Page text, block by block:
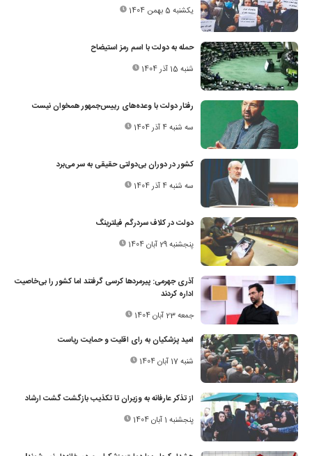
یکشنبه 5 بهمن 1404
حمله به دولت با اسم رمز استیضاح
شنبه 15 آذر 1404
رفتار دولت با وعده‌های رییس‌جمهور همخوان نیست
سه شنبه 4 آذر 1404
کشور در دوران بی‌دولتی حقیقی به سر می‌برد
سه شنبه 4 آذر 1404
دولت در کلاف سردرگم فیلترینگ
پنجشنبه 29 آبان 1404
آذری جهرمی: پیرمردها کرسی گرفتند اما کشور را بی‌خاصیت
اداره کردند
جمعه 23 آبان 1404
امید پزشکیان به رای اقلیت و حمایت ریاست
شنبه 17 آبان 1404
از تذکر عارفانه به وزیران تا تکذیب بازگشت گشت ارشاد
پنجشنبه 1 آبان 1404